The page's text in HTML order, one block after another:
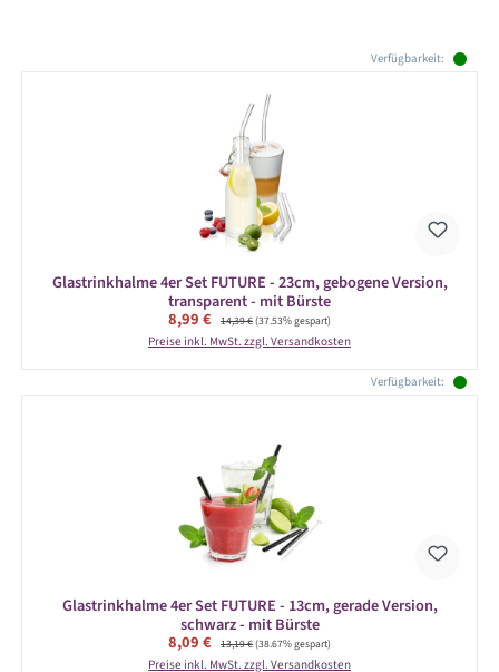
Verfügbarkeit:
Glastrinkhalme 4er Set FUTURE - 23cm, gebogene Version,
transparent - mit Bürste
Verkaufspreis:
8,99 € Regulärer Preis:
14,39 €(37.53% gespart)
Preise inkl. MwSt. zzgl. Versandkosten
Verfügbarkeit:
Glastrinkhalme 4er Set FUTURE - 13cm, gerade Version,
schwarz - mit Bürste
Verkaufspreis:
8,09 € Regulärer Preis:
13,19 €(38.67% gespart)
Preise inkl. MwSt. zzgl. Versandkosten